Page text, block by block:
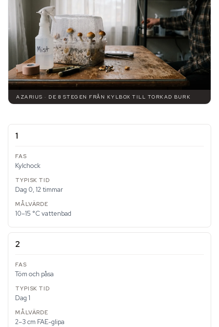
AZARIUS · DE 8 STEGEN FRÅN KYLBOX TILL TORKAD BURK
1
Kylchock
Dag 0, 12 timmar
10–15 °C vattenbad
2
Töm och påsa
Dag 1
2–3 cm FAE-glipa